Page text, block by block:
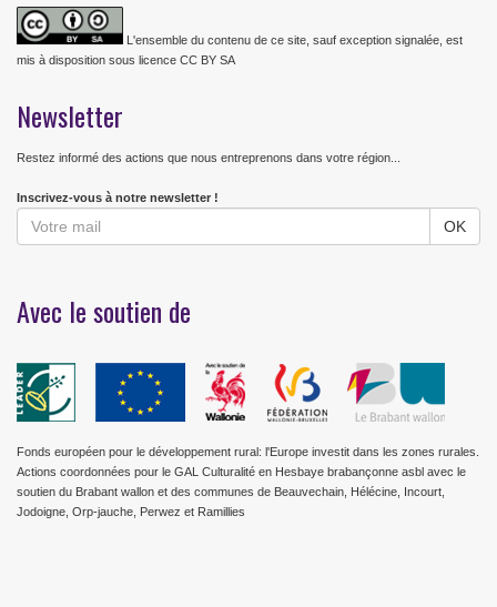
L'ensemble du contenu de ce site, sauf exception signalée, est
mis à disposition sous licence CC BY SA
Newsletter
Restez informé des actions que nous entreprenons dans votre région...
Inscrivez-vous à notre newsletter !
Avec le soutien de
Fonds européen pour le développement rural: l'Europe investit dans les zones rurales.
Actions coordonnées pour le GAL Culturalité en Hesbaye brabançonne asbl avec le
soutien du Brabant wallon et des communes de Beauvechain, Hélécine, Incourt,
Jodoigne, Orp-jauche, Perwez et Ramillies